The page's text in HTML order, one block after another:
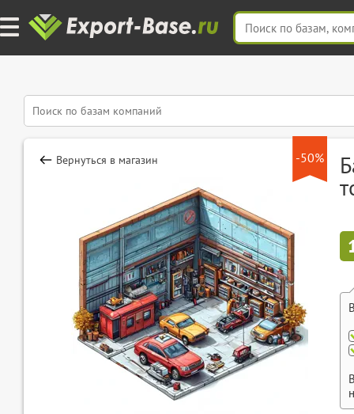
-50%
Вернуться в магазин